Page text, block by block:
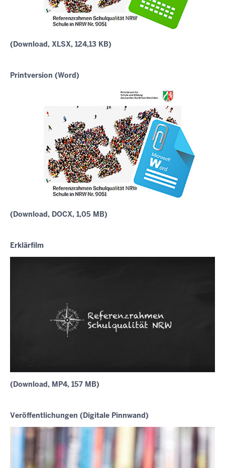
(Download, XLSX, 124,13 KB)
Printversion (Word)
(Download, DOCX, 1,05 MB)
Erklärfilm
(Download, MP4, 157 MB)
Veröffentlichungen (Digitale Pinnwand)